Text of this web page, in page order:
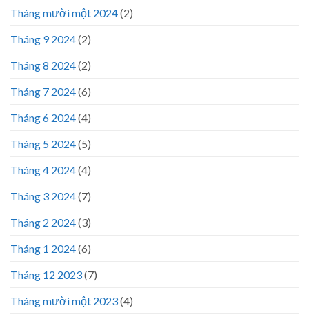
Tháng mười một 2024(2)
Tháng 9 2024(2)
Tháng 8 2024(2)
Tháng 7 2024(6)
Tháng 6 2024(4)
Tháng 5 2024(5)
Tháng 4 2024(4)
Tháng 3 2024(7)
Tháng 2 2024(3)
Tháng 1 2024(6)
Tháng 12 2023(7)
Tháng mười một 2023(4)